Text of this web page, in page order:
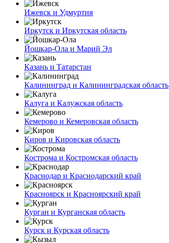
Ижевск и Удмуртия
Иркутск и Иркутская область
Йошкар-Ола и Марий Эл
Казань и Татарстан
Калининград и Калининградская область
Калуга и Калужская область
Кемерово и Кемеровская область
Киров и Кировская область
Кострома и Костромская область
Краснодар и Краснодарский край
Красноярск и Красноярский край
Курган и Курганская область
Курск и Курская область